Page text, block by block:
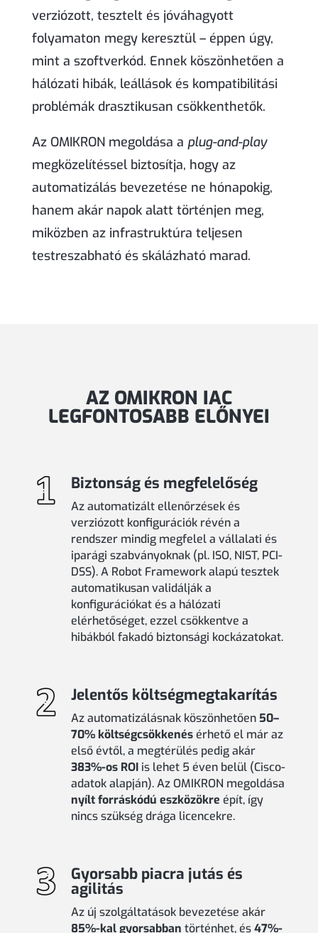
verziózott, tesztelt és jóváhagyott
folyamaton megy keresztül – éppen úgy,
mint a szoftverkód. Ennek köszönhetően a
hálózati hibák, leállások és kompatibilitási
problémák drasztikusan csökkenthetők.
Az OMIKRON megoldása a plug-and-play
megközelítéssel biztosítja, hogy az
automatizálás bevezetése ne hónapokig,
hanem akár napok alatt történjen meg,
miközben az infrastruktúra teljesen
testreszabható és skálázható marad.
AZ OMIKRON IAC
LEGFONTOSABB ELŐNYEI
Biztonság és megfelelőség
Az automatizált ellenőrzések és
verziózott konfigurációk révén a
rendszer mindig megfelel a vállalati és
iparági szabványoknak (pl. ISO, NIST, PCI-
DSS). A Robot Framework alapú tesztek
automatikusan validálják a
konfigurációkat és a hálózati
elérhetőséget, ezzel csökkentve a
hibákból fakadó biztonsági kockázatokat.
Jelentős költségmegtakarítás
Az automatizálásnak köszönhetően 50–
70% költségcsökkenésérhető el már az
első évtől, a megtérülés pedig akár
383%-os ROIis lehet 5 éven belül (Cisco-
adatok alapján). Az OMIKRON megoldása
nyílt forráskódú eszközökre épít, így
nincs szükség drága licencekre.
Gyorsabb piacra jutás és
agilitás
Az új szolgáltatások bevezetése akár
85%-kal gyorsabban történhet, és47%-